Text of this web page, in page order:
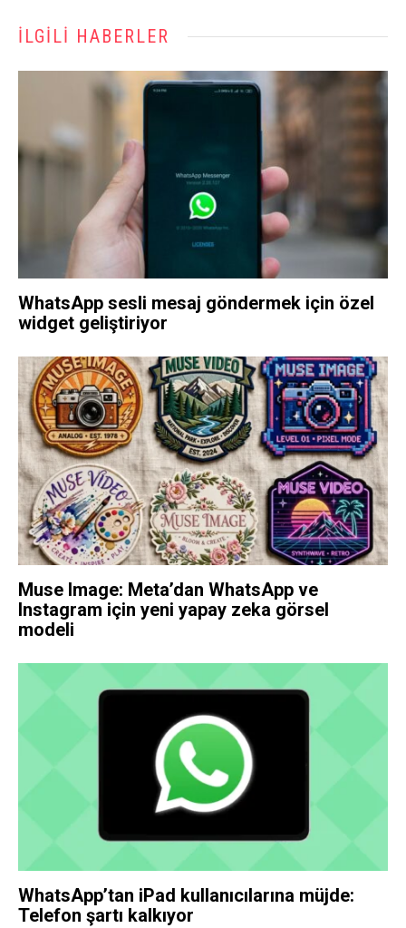
İLGILI HABERLER
WhatsApp sesli mesaj göndermek için özel
widget geliştiriyor
Muse Image: Meta’dan WhatsApp ve
Instagram için yeni yapay zeka görsel
modeli
WhatsApp’tan iPad kullanıcılarına müjde:
Telefon şartı kalkıyor